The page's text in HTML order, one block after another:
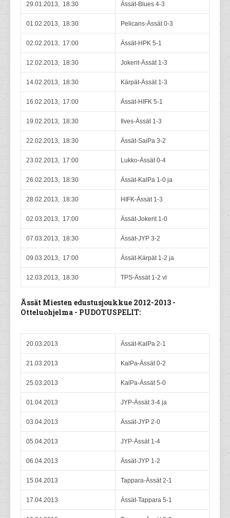
29.01.2013, 18:30 Ässät-Blues 4-3
01.02.2013, 18:30 Pelicans-Ässät 0-3
02.02.2013, 17:00 Ässät-HPK 5-1
12.02.2013, 18:30 Jokerit-Ässät 1-3
14.02.2013, 18:30 Kärpät-Ässät 1-3
16.02.2013, 17:00 Ässät-HIFK 5-1
19.02.2013, 18:30 Ilves-Ässät 1-3
22.02.2013, 18:30 Ässät-SaiPa 3-2
23.02.2013, 17:00 Lukko-Ässät 0-4
26.02.2013, 18:30 Ässät-KalPa 1-0 ja
28.02.2013, 18:30 HIFK-Ässät 1-3
02.03.2013, 17:00 Ässät-Jokerit 1-0
07.03.2013, 18:30 Ässät-JYP 3-2
09.03.2013, 17:00 Ässät-Kärpät 1-2 ja
12.03.2013, 18:30 TPS-Ässät 1-2 vl
Ässät Miesten edustusjoukkue 2012-2013 -
Otteluohjelma - PUDOTUSPELIT:
20.03.2013 Ässät-KalPa 2-1
21.03.2013 KalPa-Ässät 0-2
25.03.2013 KalPa-Ässät 5-0
01.04.2013 JYP-Ässät 3-4 ja
03.04.2013 Ässät-JYP 2-0
05.04.2013 JYP-Ässät 1-4
06.04.2013 Ässät-JYP 1-2
15.04.2013 Tappara-Ässät 2-1
17.04.2013 Ässät-Tappara 5-1